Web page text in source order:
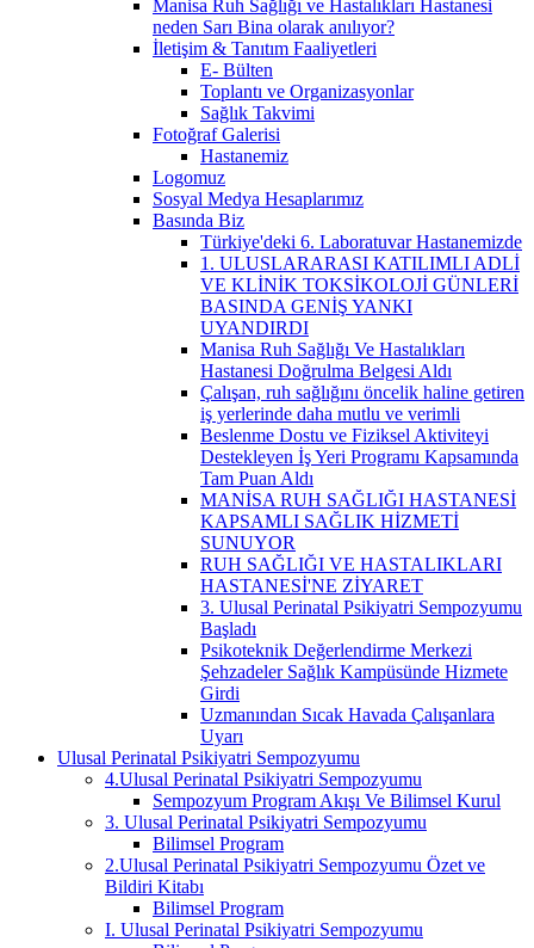
Manisa Ruh Sağlığı ve Hastalıkları Hastanesi
neden Sarı Bina olarak anılıyor?
İletişim & Tanıtım Faaliyetleri
E- Bülten
Toplantı ve Organizasyonlar
Sağlık Takvimi
Fotoğraf Galerisi
Hastanemiz
Logomuz
Sosyal Medya Hesaplarımız
Basında Biz
Türkiye'deki 6. Laboratuvar Hastanemizde
1. ULUSLARARASI KATILIMLI ADLİ
VE KLİNİK TOKSİKOLOJİ GÜNLERİ
BASINDA GENİŞ YANKI
UYANDIRDI
Manisa Ruh Sağlığı Ve Hastalıkları
Hastanesi Doğrulma Belgesi Aldı
Çalışan, ruh sağlığını öncelik haline getiren
iş yerlerinde daha mutlu ve verimli
Beslenme Dostu ve Fiziksel Aktiviteyi
Destekleyen İş Yeri Programı Kapsamında
Tam Puan Aldı
MANİSA RUH SAĞLIĞI HASTANESİ
KAPSAMLI SAĞLIK HİZMETİ
SUNUYOR
RUH SAĞLIĞI VE HASTALIKLARI
HASTANESİ'NE ZİYARET
3. Ulusal Perinatal Psikiyatri Sempozyumu
Başladı
Psikoteknik Değerlendirme Merkezi
Şehzadeler Sağlık Kampüsünde Hizmete
Girdi
Uzmanından Sıcak Havada Çalışanlara
Uyarı
Ulusal Perinatal Psikiyatri Sempozyumu
4.Ulusal Perinatal Psikiyatri Sempozyumu
Sempozyum Program Akışı Ve Bilimsel Kurul
3. Ulusal Perinatal Psikiyatri Sempozyumu
Bilimsel Program
2.Ulusal Perinatal Psikiyatri Sempozyumu Özet ve
Bildiri Kitabı
Bilimsel Program
I. Ulusal Perinatal Psikiyatri Sempozyumu